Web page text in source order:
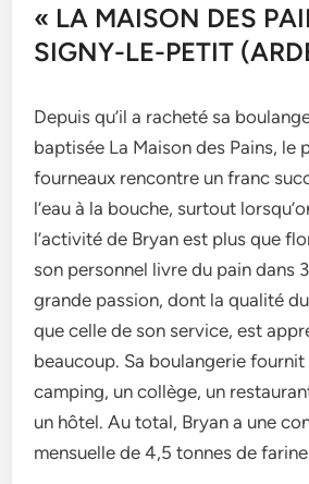
« LA MAISON DES
SIGNY-LE-PETIT
Depuis qu’il a racheté sa
baptisée La Maison des Pains, le
fourneaux rencontre un franc
l’eau à la bouche, surtout
l’activité de Bryan est plus que
son personnel livre du pain dans
grande passion, dont la qualité du
que celle de son service, est
beaucoup. Sa boulangerie
camping, un collège, un
un hôtel. Au total, Bryan a une
mensuelle de 4,5 tonnes de